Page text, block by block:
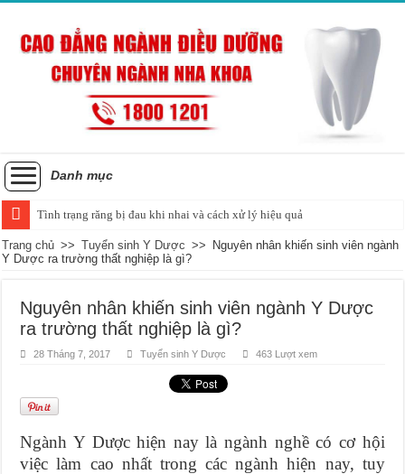
Danh mục
Tình trạng răng bị đau khi nhai và cách xử lý hiệu quả
Trang chủ >> Tuyển sinh Y Dược >>
Nguyên nhân khiến sinh viên ngành
Y Dược ra trường thất nghiệp là gì?
Nguyên nhân khiến sinh viên ngành Y Dược
ra trường thất nghiệp là gì?
28 Tháng 7, 2017 Tuyển sinh Y Dược 463 Lượt xem
Ngành Y Dược hiện nay là ngành nghề có cơ hội
việc làm cao nhất trong các ngành hiện nay, tuy